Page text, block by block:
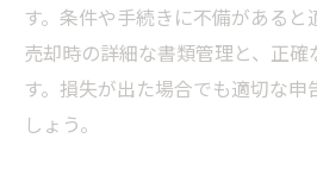
す。条件や手続きに不備があると
売却時の詳細な書類管理と、正確
す。損失が出た場合でも適切な
しょう。